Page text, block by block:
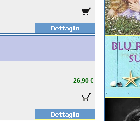
26,90 €